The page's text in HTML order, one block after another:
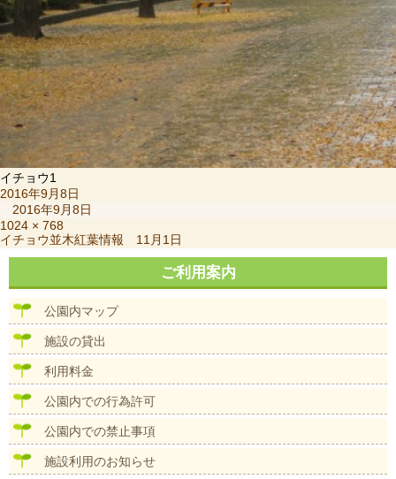
イチョウ1
投
日:
2016年9月8日
2016年9月8日
フ
ル
サ
ズ
1024 × 768
投
稿
ビ
イチョウ並木紅葉情報 11月1日
ご利用案内
公園内マップ
施設の貸出
利用料金
公園内での行為許可
公園内での禁止事項
施設利用のお知らせ